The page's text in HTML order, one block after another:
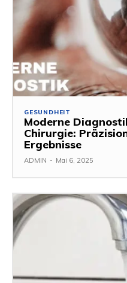
GESUNDHEIT
Moderne
Chirurgie:
Ergebnisse
ADMIN - Mai 6, 2025